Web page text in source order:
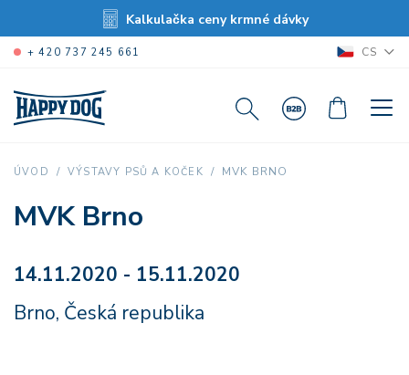
Kalkulačka ceny krmné dávky
+ 420 737 245 661 CS
ÚVOD VÝSTAVY PSŮ A KOČEK MVK BRNO
MVK Brno
14.11.2020 - 15.11.2020
Brno, Česká republika